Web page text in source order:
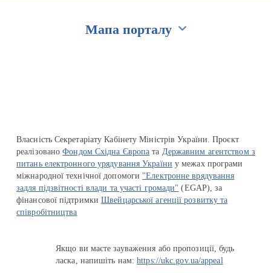
Мапа порталу
Власність Секретаріату Кабінету Міністрів України. Проєкт
реалізованоФондом Східна Європа та Державним агентством з
питань електронного урядування України у межах програми
міжнародної технічної допомоги "Електронне врядування
задля підзвітності влади та участі громади" (EGAP), за
фінансової підтримкиШвейцарської агенції розвитку та
співробітництва
Якщо ви маєте зауваження або пропозиції, будь
ласка, напишіть нам:https://ukc.gov.ua/appeal